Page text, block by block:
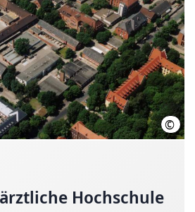
©
Hochschule